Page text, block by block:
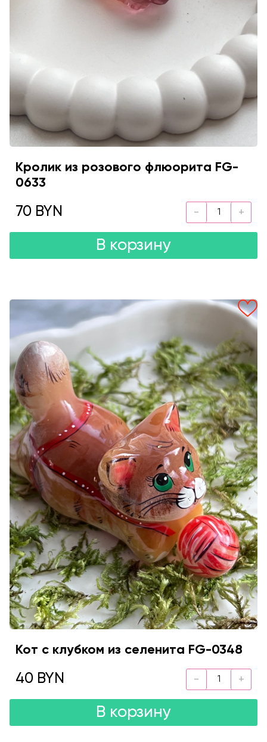
Кролик из розового флюорита FG-
0633
70 BYN
В корзину
Кот с клубком из селенита FG-0348
40 BYN
В корзину